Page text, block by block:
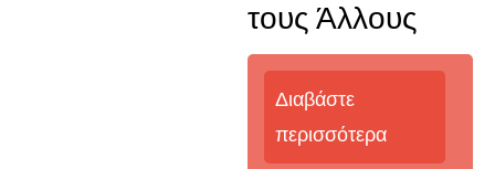
τους Άλλους
Διαβάστε
περισσότερα